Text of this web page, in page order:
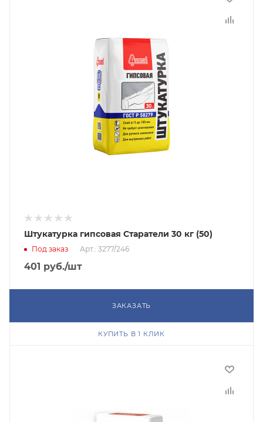
Штукатурка гипсовая Старатели 30 кг (50)
Под заказ Арт.: 3277/246
401 руб./шт
ЗАКАЗАТЬ
КУПИТЬ В 1 КЛИК